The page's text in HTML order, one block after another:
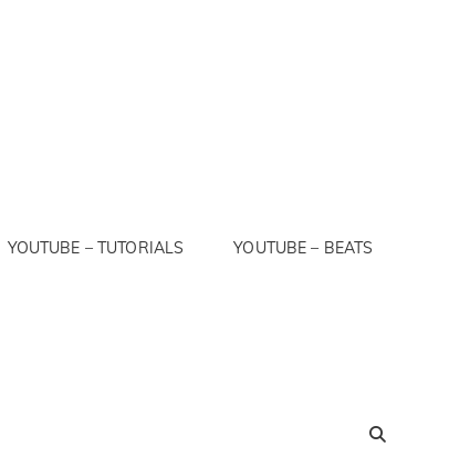
YOUTUBE – TUTORIALS YOUTUBE – BEATS